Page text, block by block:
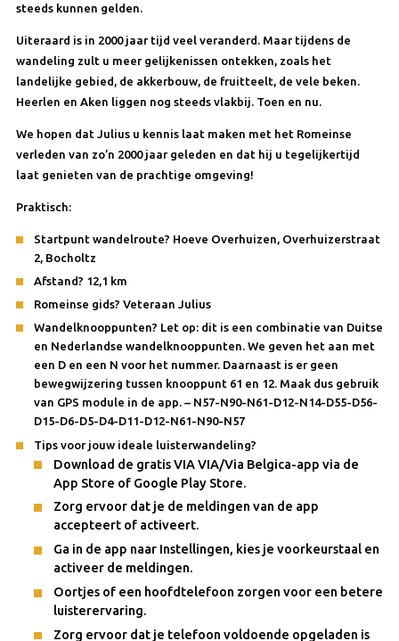
steeds kunnen gelden.
Uiteraard is in 2000 jaar tijd veel veranderd. Maar tijdens de
wandeling zult u meer gelijkenissen ontekken, zoals het
landelijke gebied, de akkerbouw, de fruitteelt, de vele beken.
Heerlen en Aken liggen nog steeds vlakbij. Toen en nu.
We hopen dat Julius u kennis laat maken met het Romeinse
verleden van zo’n 2000 jaar geleden en dat hij u tegelijkertijd
laat genieten van de prachtige omgeving!
Praktisch:
Startpunt wandelroute? Hoeve Overhuizen, Overhuizerstraat
2, Bocholtz
Afstand? 12,1 km
Romeinse gids? Veteraan Julius
Wandelknooppunten? Let op: dit is een combinatie van Duitse
en Nederlandse wandelknooppunten. We geven het aan met
een D en een N voor het nummer. Daarnaast is er geen
bewegwijzering tussen knooppunt 61 en 12. Maak dus gebruik
van GPS module in de app. – N57-N90-N61-D12-N14-D55-D56-
D15-D6-D5-D4-D11-D12-N61-N90-N57
Tips voor jouw ideale luisterwandeling?
Download de gratis VIA VIA/Via Belgica-app via de
App Store of Google Play Store.
Zorg ervoor dat je de meldingen van de app
accepteert of activeert.
Ga in de app naar Instellingen, kies je voorkeurstaal en
activeer de meldingen.
Oortjes of een hoofdtelefoon zorgen voor een betere
luisterervaring.
Zorg ervoor dat je telefoon voldoende opgeladen is